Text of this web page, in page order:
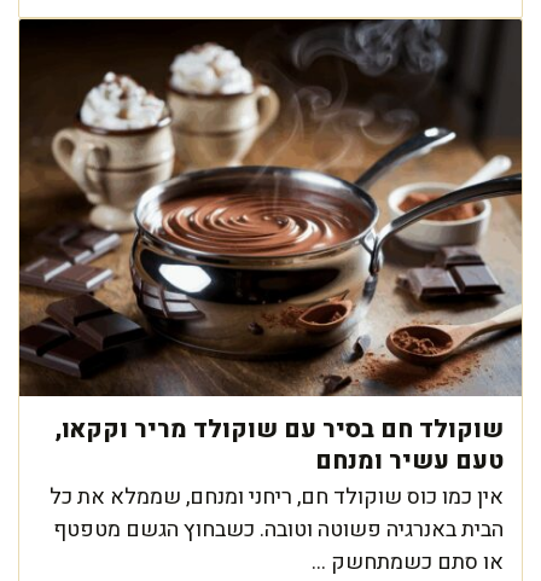
שוקולד חם בסיר עם שוקולד מריר וקקאו,
טעם עשיר ומנחם
אין כמו כוס שוקולד חם, ריחני ומנחם, שממלא את כל
הבית באנרגיה פשוטה וטובה. כשבחוץ הגשם מטפטף
או סתם כשמתחשק ...